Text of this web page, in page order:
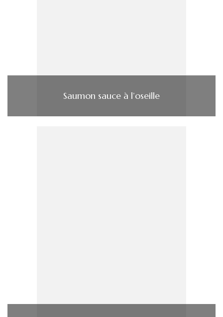
Saumon sauce à l’oseille